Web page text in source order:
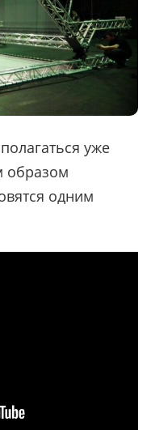
уже
образом
одним